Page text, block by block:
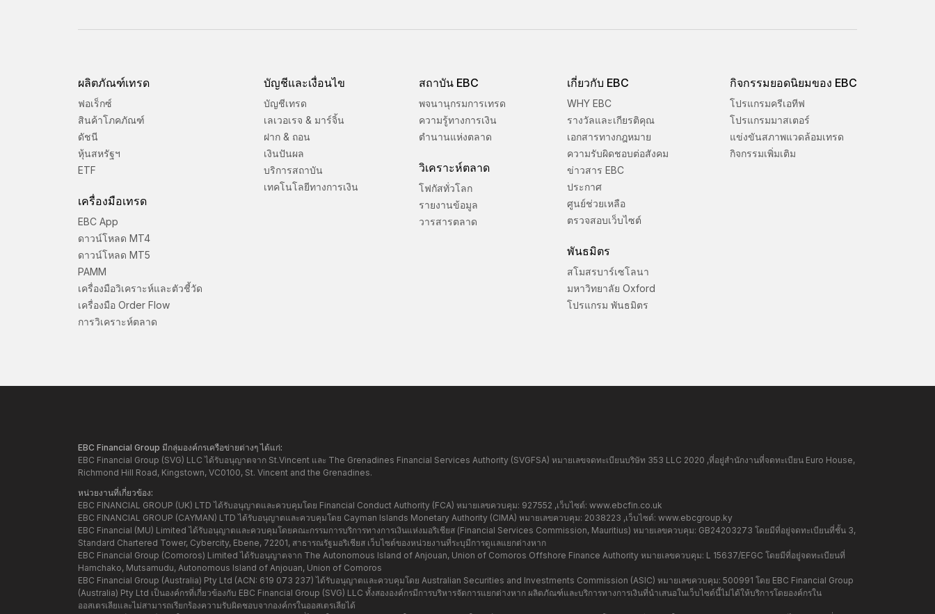
ผลิตภัณฑ์เทรด
ฟอเร็กซ์
สินค้าโภคภัณฑ์
ดัชนี
หุ้นสหรัฐฯ
ETF
เครื่องมือเทรด
EBC App
ดาวน์โหลด MT4
ดาวน์โหลด MT5
PAMM
เครื่องมือวิเคราะห์และตัวชี้วัด
เครื่องมือ Order Flow
การวิเคราะห์ตลาด
บัญชีและเงื่อนไข
บัญชีเทรด
เลเวอเรจ & มาร์จิ้น
ฝาก & ถอน
เงินปันผล
บริการสถาบัน
เทคโนโลยีทางการเงิน
สถาบัน EBC
พจนานุกรมการเทรด
ความรู้ทางการเงิน
ตำนานแห่งตลาด
วิเคราะห์ตลาด
โฟกัสทั่วโลก
รายงานข้อมูล
วารสารตลาด
เกี่ยวกับ EBC
WHY EBC
รางวัลและเกียรติคุณ
เอกสารทางกฎหมาย
ความรับผิดชอบต่อสังคม
ข่าวสาร EBC
ประกาศ
ศูนย์ช่วยเหลือ
ตรวจสอบเว็บไซต์
พันธมิตร
สโมสรบาร์เซโลนา
มหาวิทยาลัย Oxford
โปรแกรม พันธมิตร
กิจกรรมยอดนิยมของ EBC
โปรแกรมครีเอทีฟ
โปรแกรมมาสเตอร์
แข่งขันสภาพแวดล้อมเทรด
กิจกรรมเพิ่มเติม
EBC Financial Group มีกลุ่มองค์กรเครือข่ายต่างๆ ได้แก่:
EBC Financial Group (SVG) LLC ได้รับอนุญาตจาก St.Vincent และ The Grenadines Financial Services Authority (SVGFSA) หมายเลขจดทะเบียนบริษัท 353 LLC 2020 ,ที่อยู่สำนักงานที่จดทะเบียน Euro House,
Richmond Hill Road, Kingstown, VC0100, St. Vincent and the Grenadines.
หน่วยงานที่เกี่ยวข้อง:
EBC FINANCIAL GROUP (UK) LTD ได้รับอนุญาตและควบคุมโดย Financial Conduct Authority (FCA) หมายเลขควบคุม: 927552 ,เว็บไซต์: www.ebcfin.co.uk
EBC FINANCIAL GROUP (CAYMAN) LTD ได้รับอนุญาตและควบคุมโดย Cayman Islands Monetary Authority (CIMA) หมายเลขควบคุม: 2038223 ,เว็บไซต์: www.ebcgroup.ky
EBC Financial (MU) Limited ได้รับอนุญาตและควบคุมโดยคณะกรรมการบริการทางการเงินแห่งมอริเชียส (Financial Services Commission, Mauritius) หมายเลขควบคุม: GB24203273 โดยมีที่อยู่จดทะเบียนที่ชั้น 3,
Standard Chartered Tower, Cybercity, Ebene, 72201, สาธารณรัฐมอริเชียส เว็บไซต์ของหน่วยงานที่ระบุมีการดูแลแยกต่างหาก
EBC Financial Group (Comoros) Limited ได้รับอนุญาตจาก The Autonomous Island of Anjouan, Union of Comoros Offshore Finance Authority หมายเลขควบคุม: L 15637/EFGC โดยมีที่อยู่จดทะเบียนที่
Hamchako, Mutsamudu, Autonomous Island of Anjouan, Union of Comoros
EBC Financial Group (Australia) Pty Ltd (ACN: 619 073 237) ได้รับอนุญาตและควบคุมโดย Australian Securities and Investments Commission (ASIC) หมายเลขควบคุม: 500991 โดย EBC Financial Group
(Australia) Pty Ltd เป็นองค์กรที่เกี่ยวข้องกับ EBC Financial Group (SVG) LLC ทั้งสององค์กรมีการบริหารจัดการแยกต่างหาก ผลิตภัณฑ์และบริการทางการเงินที่นำเสนอในเว็บไซต์นี้ไม่ได้ให้บริการโดยองค์กรใน
ออสเตรเลียและไม่สามารถเรียกร้องความรับผิดชอบจากองค์กรในออสเตรเลียได้